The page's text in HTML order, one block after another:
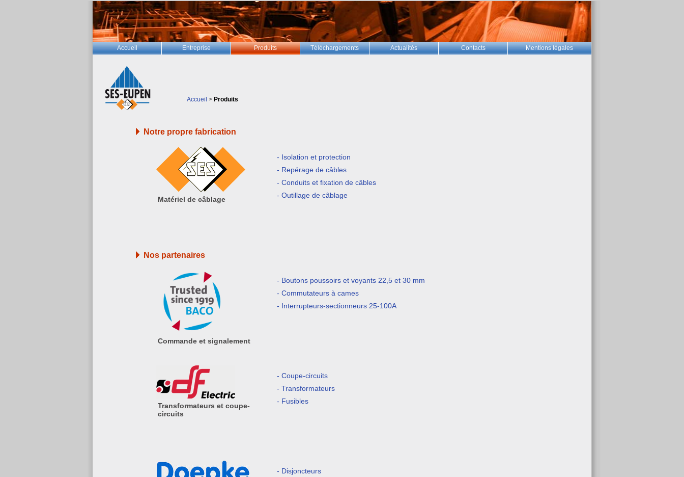
Accueil Entreprise Produits Téléchargements Actualités Contacts Mentions légales
Accueil > Produits
Notre propre fabrication
Matériel de câblage
- Isolation et protection
- Repérage de câbles
- Conduits et fixation de câbles
- Outillage de câblage
Nos partenaires
Commande et signalement
- Boutons poussoirs et voyants 22,5 et 30 mm
- Commutateurs à cames
- Interrupteurs-sectionneurs 25-100A
Transformateurs et coupe-
circuits
- Coupe-circuits
- Transformateurs
- Fusibles
- Disjoncteurs